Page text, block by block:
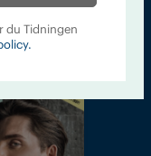
In English
du Tidningen